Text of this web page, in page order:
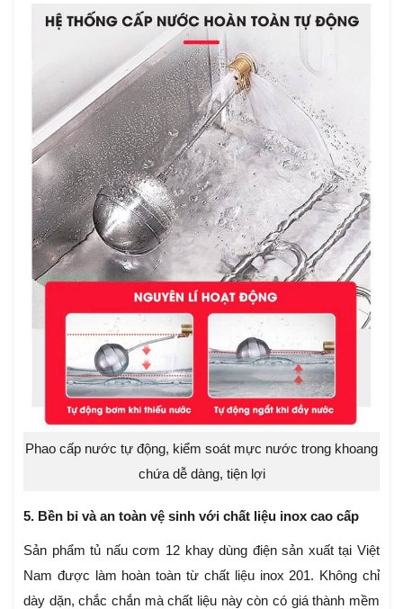
Phao cấp nước tự động, kiểm soát mực nước trong khoang
chứa dễ dàng, tiện lợi
5. Bền bỉ và an toàn vệ sinh với chất liệu inox cao cấp
Sản phẩm tủ nấu cơm 12 khay dùng điện sản xuất tại Việt
Nam được làm hoàn toàn từ chất liệu inox 201. Không chỉ
dày dặn, chắc chắn mà chất liệu này còn có giá thành mềm